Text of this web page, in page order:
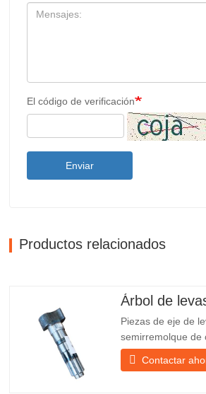
El código de verificación
Enviar
Productos relacionados
Piezas de eje de
semirremolque de
PO218971, muy vendidas
Producto Repuestos para remolques
Contactar